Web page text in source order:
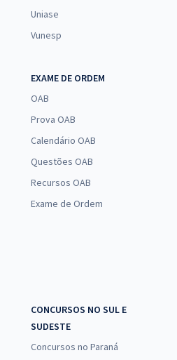
Uniase
Vunesp
EXAME DE ORDEM
OAB
Prova OAB
Calendário OAB
Questões OAB
Recursos OAB
Exame de Ordem
CONCURSOS NO SUL E
SUDESTE
Concursos no Paraná